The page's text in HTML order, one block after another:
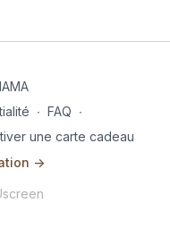
∙ FAQ ∙
une carte cadeau
->